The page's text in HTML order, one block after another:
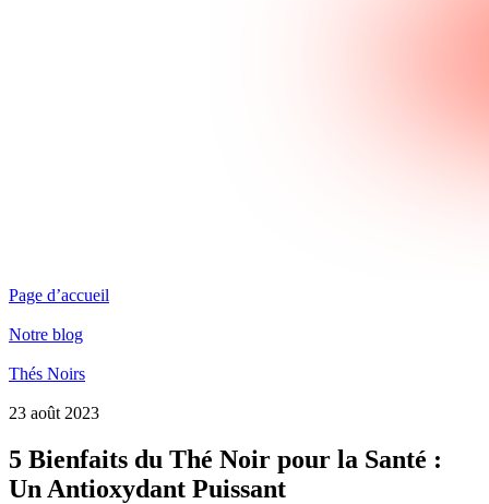
Page d’accueil
Notre blog
Thés Noirs
23 août 2023
5 Bienfaits du Thé Noir pour la Santé :
Un Antioxydant Puissant